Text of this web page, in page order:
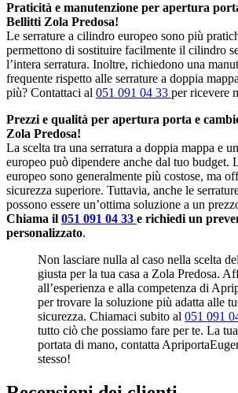
Praticità e manutenzione per apertura
Bellitti Zola Predosa!
Le serrature a cilindro europeo sono più
permettono di sostituire facilmente il cilindro
l’intera serratura. Inoltre, richiedono una
frequente rispetto alle serrature a doppia
più? Contattaci al 051 091 04 33 per ricevere
Prezzi e qualità per apertura porta e
Zola Predosa!
La scelta tra una serratura a doppia mappa e
europeo può dipendere anche dal tuo budget.
europeo sono generalmente più costose, ma
sicurezza superiore. Tuttavia, anche le
possono essere un’ottima soluzione a un
Chiama il 051 091 04 33 e richiedi un
personalizzato.
Non lasciare nulla al caso nella scelta
giusta per la tua casa a Zola Predosa.
all’esperienza e alla competenza di
per trovare la soluzione più adatta alle
sicurezza. Chiamaci subito al 051 091
tutto ciò che possiamo fare per te. La
portata di mano, contatta
stesso!